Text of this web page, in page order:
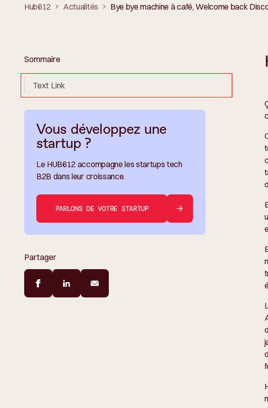
Hub612 Actualités Bye bye machine à café, Welcome back
Sommaire
Text Link
Vous développez une
startup ?
Le HUB612 accompagne les startups tech
B2B dans leur croissance.
PARLONS DE VOTRE STARTUP
Partager